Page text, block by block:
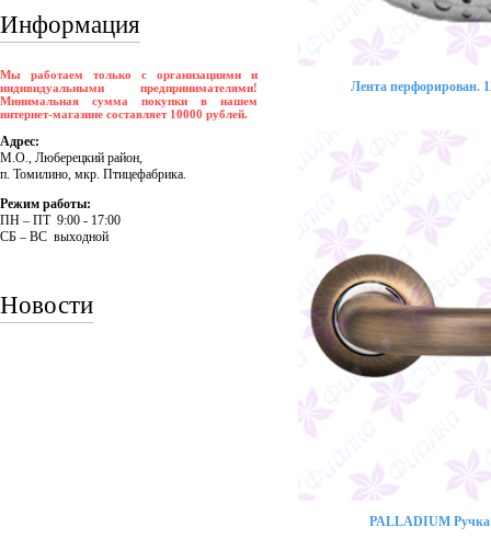
Информация
Мы работаем только с организациями и
индивидуальными предпринимателями!
Минимальная сумма покупки в нашем
интернет-магазине составляет 10000 рублей.
Адрес:
М.О., Люберецкий район,
п. Томилино, мкр. Птицефабрика.
Режим работы:
ПH – ПT 9:00 - 17:00
CБ – BC выходной
Новости
Лента перфорирован.
PALLADIUM Ручка